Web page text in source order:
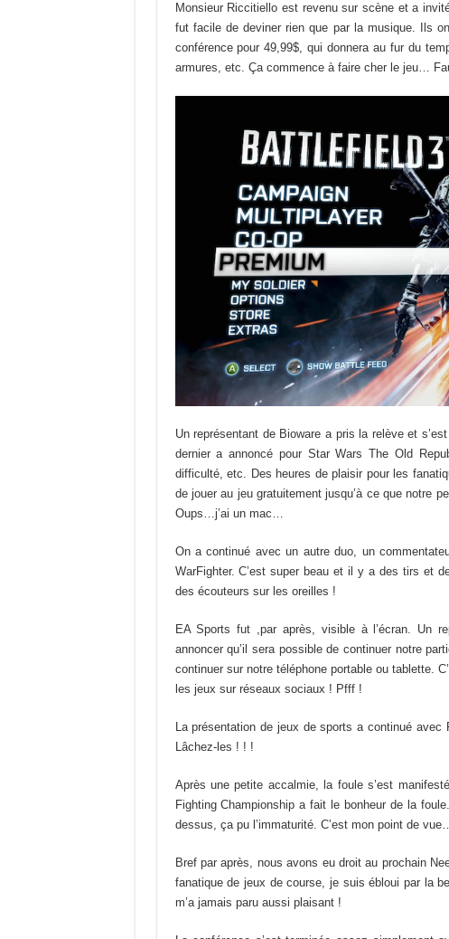
Monsieur Riccitiello est revenu sur scène et a
fut facile de deviner rien que par la musique. Ils
conférence pour 49,99$, qui donnera au fur du
armures, etc. Ça commence à faire cher le jeu…
Un représentant de Bioware a pris la relève et
dernier a annoncé pour Star Wars The Old
difficulté, etc. Des heures de plaisir pour les
de jouer au jeu gratuitement jusqu’à ce que notre
Oups…j’ai un mac…
On a continué avec un autre duo, un
WarFighter. C’est super beau et il y a des tirs et
des écouteurs sur les oreilles !
EA Sports fut ,par après, visible à l’écran. Un
annoncer qu’il sera possible de continuer notre
continuer sur notre téléphone portable ou tablette.
les jeux sur réseaux sociaux ! Pfff !
La présentation de jeux de sports a continué
Lâchez-les ! ! !
Après une petite accalmie, la foule s’est
Fighting Championship a fait le bonheur de la
dessus, ça pu l’immaturité. C’est mon point de vue…
Bref par après, nous avons eu droit au prochain
fanatique de jeux de course, je suis ébloui par la
m’a jamais paru aussi plaisant !